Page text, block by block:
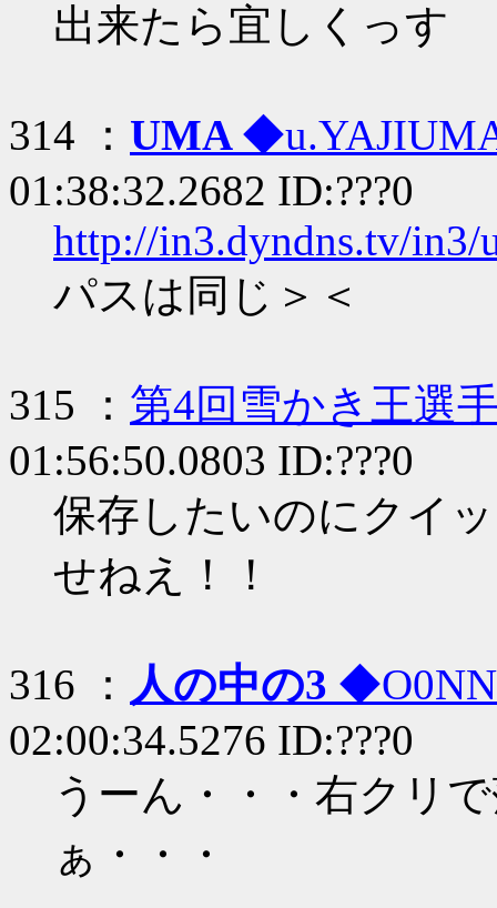
出来たら宜しくっす
314 ： UMA
01:38:32.2682 ID:???0
http://in3.dyndns.tv/in3/
パスは同じ＞＜
315 ： 第4回雪かき王選
01:56:50.0803 ID:???0
保存したいのにクイ
せねえ！！
316 ： 人の中の3
02:00:34.5276 ID:???0
うーん・・・右クリ
ぁ・・・